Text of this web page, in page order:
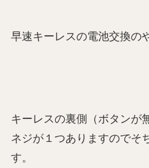
早速キーレスの電池交換の
キーレスの裏側（ボタンが
ネジが１つありますのでそ
す。